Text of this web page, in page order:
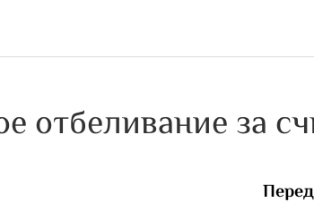
отбеливание за